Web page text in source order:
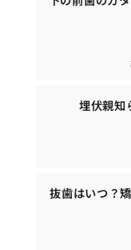
埋伏親知
抜歯はいつ？